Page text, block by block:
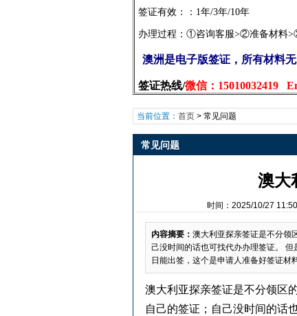
签证有效：：1年/3年/10年
办理过程：①咨询客服>②准备
澳洲是电子版签证，所有材料
签证热线/微信：15010032419
当前位置： 首页> 常见问题
常见问题
澳大
时间：2025/10/27
内容摘要： 澳大利亚探亲签证是不分领
己没时间的话也可找代办办理签证。
日能出签，这个是申请人准备好签证材
澳大利亚探亲签证是不分领区
自己的签证；自己没时间的话